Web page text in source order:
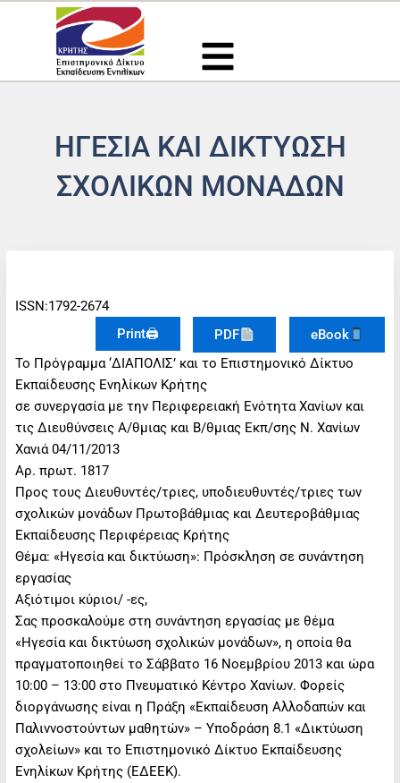
Μετάβαση
περιεχόμενο
ΗΓΕΣΙΑ ΚΑΙ ΔΙΚΤΥΩΣΗ
ΣΧΟΛΙΚΩΝ ΜΟΝΑΔΩΝ
ISSN:1792-2674
Print🖨
PDF
eBook
To Πρόγραμμα ‘ΔΙΑΠΟΛΙΣ’ και το Επιστημονικό Δίκτυο
Εκπαίδευσης Ενηλίκων Κρήτης
σε συνεργασία με την Περιφερειακή Ενότητα Χανίων και
τις Διευθύνσεις Α/θμιας και Β/θμιας Εκπ/σης Ν. Χανίων
Χανιά 04/11/2013
Αρ. πρωτ. 1817
Προς τους Διευθυντές/τριες, υποδιευθυντές/τριες των
σχολικών μονάδων Πρωτοβάθμιας και Δευτεροβάθμιας
Εκπαίδευσης Περιφέρειας Κρήτης
Θέμα: «Ηγεσία και δικτύωση»: Πρόσκληση σε συνάντηση
εργασίας
Αξιότιμοι κύριοι/ -ες,
Σας προσκαλούμε στη συνάντηση εργασίας με θέμα
«Ηγεσία και δικτύωση σχολικών μονάδων», η οποία θα
πραγματοποιηθεί τo Σάββατο 16 Νοεμβρίου 2013 και ώρα
10:00 – 13:00 στο Πνευματικό Κέντρο Χανίων. Φορείς
διοργάνωσης είναι η Πράξη «Εκπαίδευση Αλλοδαπών και
Παλιννοστούντων μαθητών» – Υποδράση 8.1 «Δικτύωση
σχολείων» και το Επιστημονικό Δίκτυο Εκπαίδευσης
Ενηλίκων Κρήτης (ΕΔΕΕΚ).